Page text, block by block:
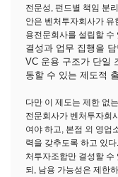
전문성, 펀드별 책임 분
안은 벤처투자회사가
용전문회사를 설립할 수
결성과 업무 집행을
VC 운용 구조가 단일
동할 수 있는 제도적
다만 이 제도는 제한 없
전문회사가 벤처투자회
여야 하고, 본점 외 영업
력을 갖추도록 하고 있
처투자조합만 결성할 수
되, 남용 가능성은 제한